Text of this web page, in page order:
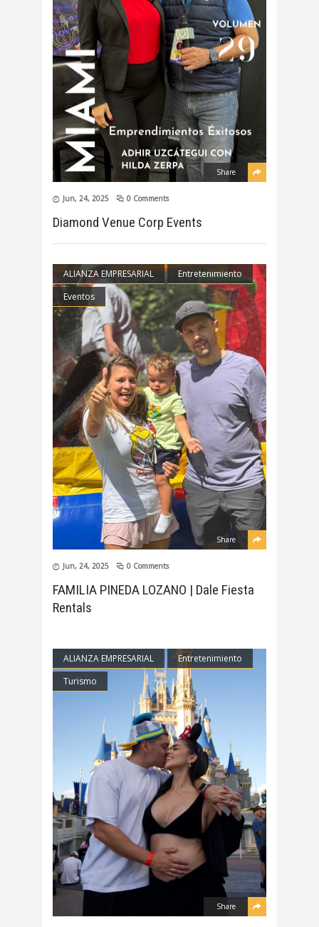
Share
Jun, 24, 2025 0 Comments
Diamond Venue Corp Events
ALIANZA EMPRESARIAL
Entretenimiento
Eventos
Share
Jun, 24, 2025 0 Comments
FAMILIA PINEDA LOZANO | Dale Fiesta
Rentals
ALIANZA EMPRESARIAL
Entretenimiento
Turismo
Share